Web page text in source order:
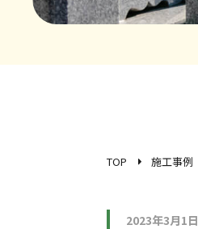
TOP 施工事例
2023年3月1日